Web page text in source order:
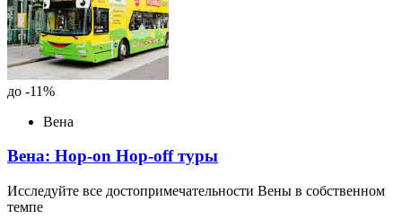
до -11%
Вена
Вена: Hop-on Hop-off туры
Исследуйте все достопримечательности Вены в собственном
темпе